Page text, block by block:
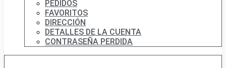
PEDIDOS
FAVORITOS
DIRECCIÓN
DETALLES DE LA CUENTA
CONTRASEÑA PERDIDA